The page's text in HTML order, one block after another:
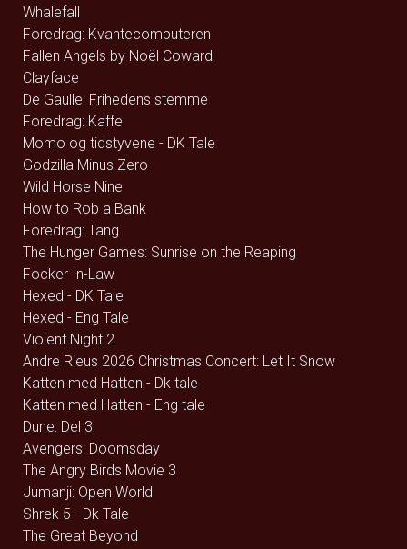
Whalefall
Foredrag: Kvantecomputeren
Fallen Angels by Noël Coward
Clayface
De Gaulle: Frihedens stemme
Foredrag: Kaffe
Momo og tidstyvene - DK Tale
Godzilla Minus Zero
Wild Horse Nine
How to Rob a Bank
Foredrag: Tang
The Hunger Games: Sunrise on the Reaping
Focker In-Law
Hexed - DK Tale
Hexed - Eng Tale
Violent Night 2
Andre Rieus 2026 Christmas Concert: Let It Snow
Katten med Hatten - Dk tale
Katten med Hatten - Eng tale
Dune: Del 3
Avengers: Doomsday
The Angry Birds Movie 3
Jumanji: Open World
Shrek 5 - Dk Tale
The Great Beyond